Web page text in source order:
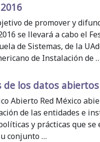
de promover y
se llevará a cabo el
de Sistemas, de la
de Instalación de …
de los datos
Abierto Red México
de las entidades e
y prácticas que
conjunto …